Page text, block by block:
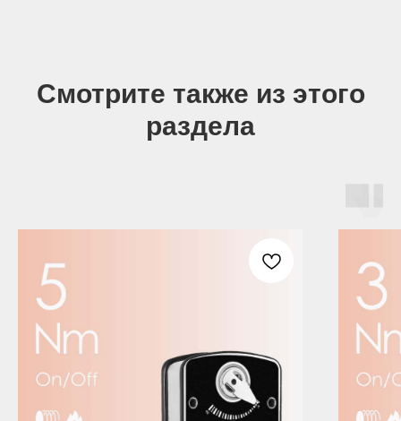
Смотрите также из этого
раздела